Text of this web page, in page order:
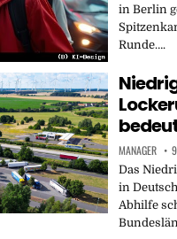
in Berlin
Runde….
MANAGER
Das
in
Abhilfe